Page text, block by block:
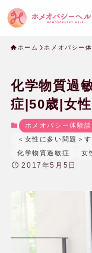
ホーム ホメオパシー
化学物質過
症|50歳|女性
ホメオパシー体験談
＜女性に多い問題＞
化学物質過敏症
女
2017年5月5日